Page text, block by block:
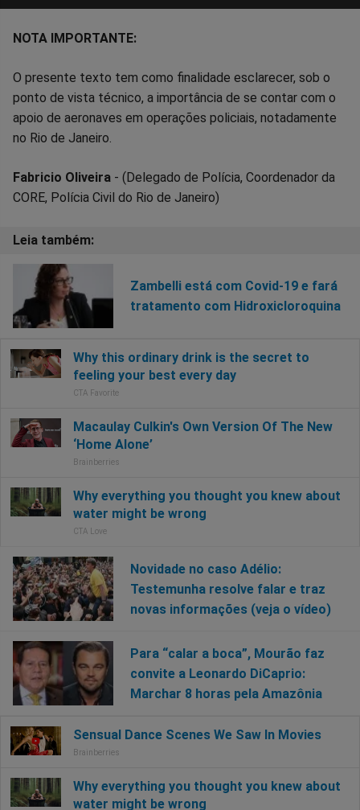
NOTA IMPORTANTE:
O presente texto tem como finalidade esclarecer, sob o
ponto de vista técnico, a importância de se contar com o
apoio de aeronaves em operações policiais, notadamente
no Rio de Janeiro.
Fabricio Oliveira - (Delegado de Polícia, Coordenador da
CORE, Polícia Civil do Rio de Janeiro)
Zambelli está com Covid-19 e fará
tratamento com Hidroxicloroquina
Novidade no caso Adélio:
Testemunha resolve falar e traz
novas informações (veja o vídeo)
Para “calar a boca”, Mourão faz
convite a Leonardo DiCaprio:
Marchar 8 horas pela Amazônia